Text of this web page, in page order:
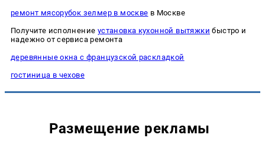
ремонт мясорубок зелмер в москве в Москве
Получите исполнение установка кухонной вытяжки быстро и
надежно от сервиса ремонта
деревянные окна с французской раскладкой
гостиница в чехове
Размещение рекламы